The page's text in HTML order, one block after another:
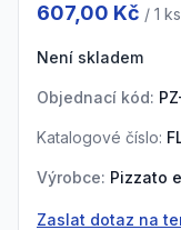
607,00 Kč / 1 ks
Není skladem
Objednací kód:
Katalogové číslo:
Výrobce: Pizzato
Zaslat dotaz na